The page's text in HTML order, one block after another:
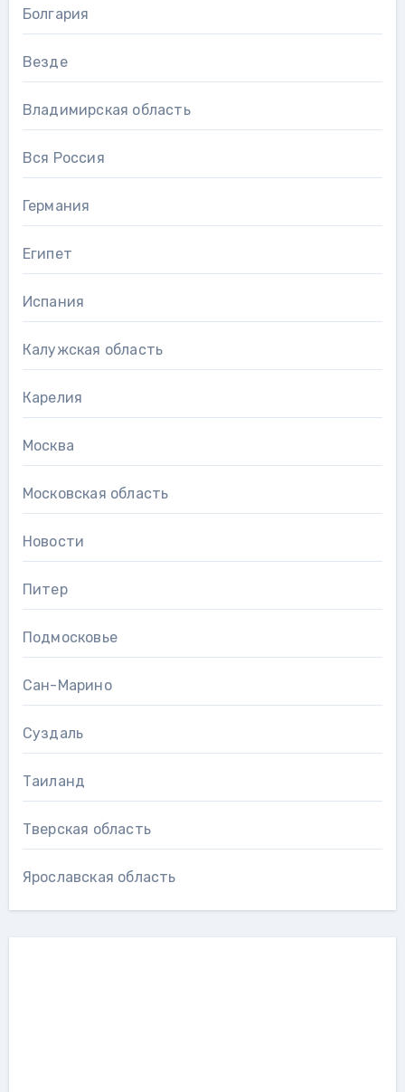
Болгария
Везде
Владимирская область
Вся Россия
Германия
Египет
Испания
Калужская область
Карелия
Москва
Московская область
Новости
Питер
Подмосковье
Сан-Марино
Суздаль
Таиланд
Тверская область
Ярославская область